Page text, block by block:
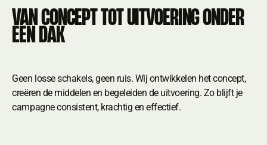
VAN CONCEPT TOT UITVOERING ONDER
ÉÉN DAK
Geen losse schakels, geen ruis. Wij ontwikkelen het concept,
creëren de middelen en begeleiden de uitvoering. Zo blijft je
campagne consistent, krachtig en effectief.